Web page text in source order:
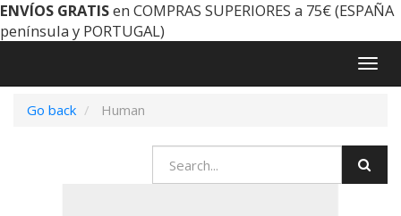
ENVÍOS GRATISen COMPRAS SUPERIORES a 75€ (ESPAÑA
península y PORTUGAL)
Go back
Human